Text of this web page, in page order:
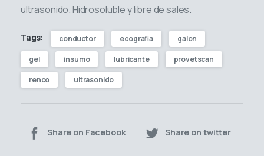
ultrasonido. Hidrosoluble y libre de sales.
Tags: conductor ecografia galon
gel insumo lubricante provetscan
renco ultrasonido
Share on Facebook Share on twitter